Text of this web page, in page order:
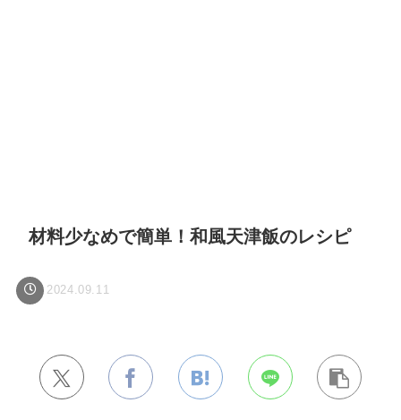
材料少なめで簡単！和風天津飯のレシピ
2024.09.11